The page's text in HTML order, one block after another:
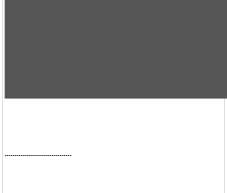
---------------------------------